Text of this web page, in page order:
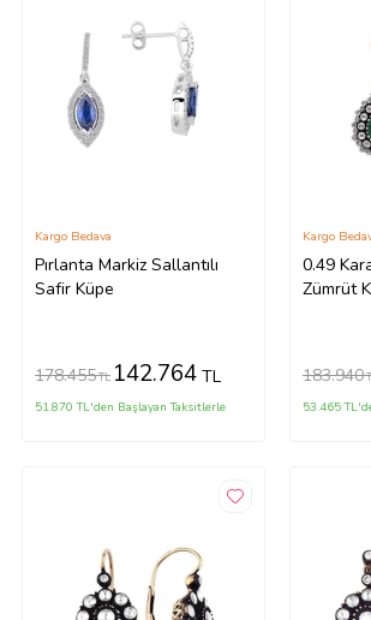
Pırlanta Markiz Sallantılı
Safir Küpe
Kargo Bedava
178.455TL 142.764TL
51.870 TL'den Başlayan Taksitlerle
0.49
Zümrüt
Kargo
183.940
53.465